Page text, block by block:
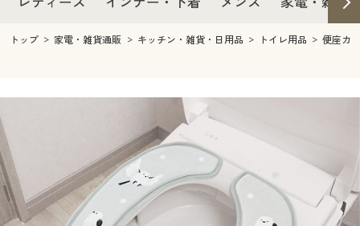
レディースファッション
インナー・下着通販すべて
ジュニア・ティーンズ下着
メンズ
メンズ下着
キッチン・雑貨・日用品
寝具・インテリア・家具
寝具・インテリア・家具通販すべて
家具・収納
美容・健康
美容・健康通販すべて
制服・スクール
キッチン・雑貨・日用品
寝具・インテリア・家具通販すべて
寝具・ベッド
美容・健康通販すべて
美容・健康・サプリメント
制服・スクール
制服・スクールすべて
大きいサイズ
トップ 家電・雑貨通販 キッチン・雑貨・日用品 トイレ用品 便座カ